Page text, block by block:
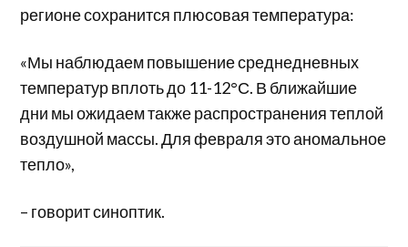
регионе сохранится плюсовая температура:
«Мы наблюдаем повышение среднедневных
температур вплоть до 11-12°С. В ближайшие
дни мы ожидаем также распространения теплой
воздушной массы. Для февраля это аномальное
тепло»,
– говорит синоптик.